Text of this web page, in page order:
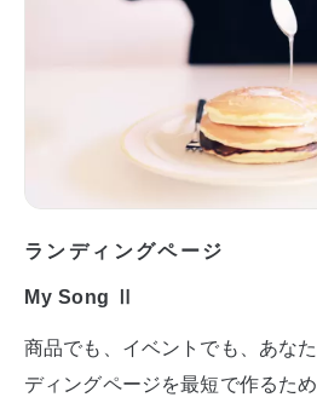
ランディングページ
My Song Ⅱ
商品でも、イベントでも、あな
ディングページを最短で作るた